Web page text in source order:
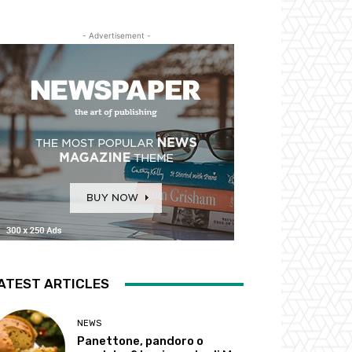
- Advertisement -
ARTICLES
NEWS
Panettone, pandoro o